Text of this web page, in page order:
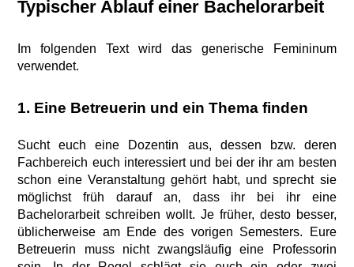
Typischer Ablauf einer Bachelorarbeit
Im folgenden Text wird das generische Femininum
verwendet.
1. Eine Betreuerin und ein Thema finden
Sucht euch eine Dozentin aus, dessen bzw. deren
Fachbereich euch interessiert und bei der ihr am besten
schon eine Veranstaltung gehört habt, und sprecht sie
möglichst früh darauf an, dass ihr bei ihr eine
Bachelorarbeit schreiben wollt. Je früher, desto besser,
üblicherweise am Ende des vorigen Semesters. Eure
Betreuerin muss nicht zwangsläufig eine Professorin